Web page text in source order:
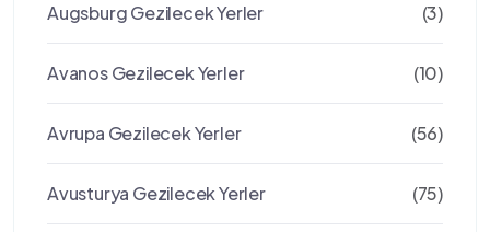
Augsburg Gezilecek Yerler (3)
Avanos Gezilecek Yerler (10)
Avrupa Gezilecek Yerler (56)
Avusturya Gezilecek Yerler (75)